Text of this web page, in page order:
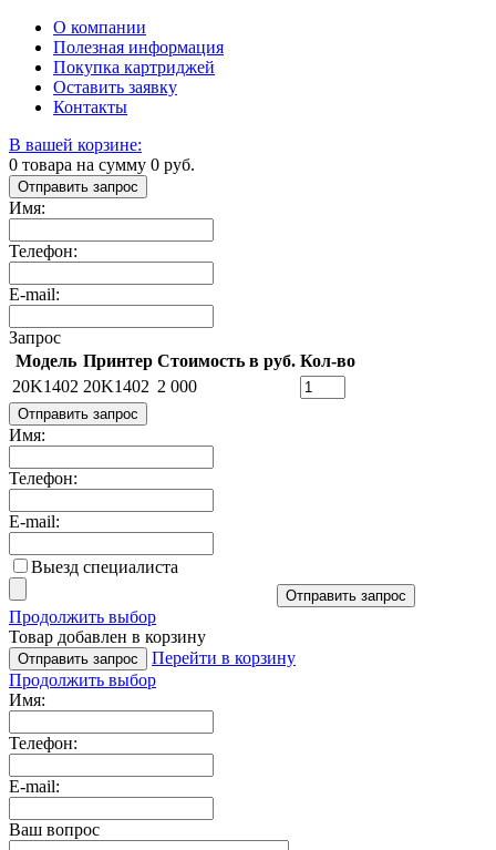
О компании
Полезная информация
Покупка картриджей
Оставить заявку
Контакты
В вашей корзине:
0 товара на сумму 0 руб.
Отправить запрос
Имя:
Телефон:
E-mail:
Запрос
Модель Принтер Стоимость в руб. Кол-во
20K1402 20K1402 2 000
Отправить запрос
Имя:
Телефон:
E-mail:
Выезд специалиста
Отправить запрос
Продолжить выбор
Товар добавлен в корзину
Отправить запрос
Перейти в корзину
Продолжить выбор
Имя:
Телефон:
E-mail:
Ваш вопрос